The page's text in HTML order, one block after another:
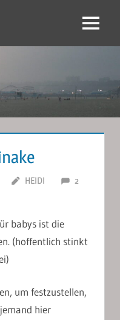
Menu
HEIDI
2
babys ist die
(hoffentlich stinkt
um festzustellen,
hier